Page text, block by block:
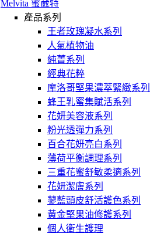
Melvita 蜜葳特
產品系列
王者玫瑰凝水系列
人氣植物油
純菁系列
經典花粹
摩洛哥堅果濃萃緊緻系列
蜂王乳蜜集賦活系列
花妍美容液系列
粉光透彈力系列
百合花妍亮白系列
薄荷平衡調理系列
三重花蜜舒敏柔適系列
花妍潔膚系列
蓼藍頭皮舒活護色系列
黃金堅果油修護系列
個人衛生護理